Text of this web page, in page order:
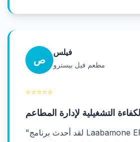
ص
فيلس
مطعم فيل بيسترو
⭐⭐⭐⭐⭐
التشغيلية لإدارة المطاعم
"لقد أحدث برنامج Laabamone ERP تحولًا في